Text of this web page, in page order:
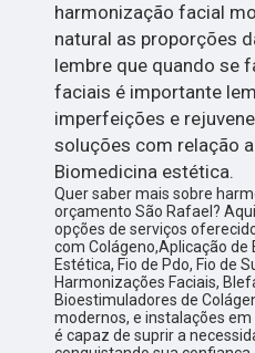
harmonização facial
natural as proporções
lembre que quando se
faciais é importante
imperfeições e
soluções com relação
Biomedicina estética.
Quer saber mais sobre
orçamento São Rafael?
opções de serviços
com Colágeno,Aplicação de
Estética, Fio de Pdo, Fio de
Harmonizações Faciais,
Bioestimuladores de
modernos, e instalações
é capaz de suprir a